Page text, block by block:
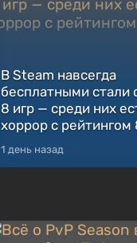
В Steam навсегда
бесплатными стали
8 игр — среди них
хоррор с рейтингом
1 день назад